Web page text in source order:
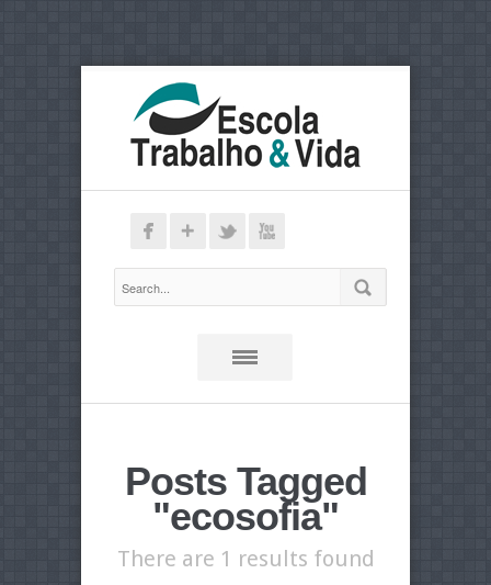
Posts Tagged
"ecosofia"
There are 1 results found